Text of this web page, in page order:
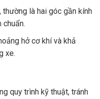
là hai góc gần kính
hở cơ khí và khả
xe.
quy trình kỹ thuật, tránh